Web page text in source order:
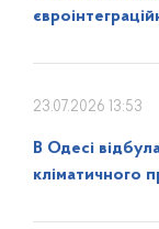
23.07.2026 13:53
В Одесі
кліматичного